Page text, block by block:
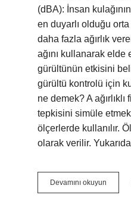
(dBA): İnsan
en duyarlı olduğu
daha fazla ağırlık
ağını kullanarak elde
gürültünün etkisini
gürültü kontrolü için
ne demek? A ağırlıklı
tepkisini simüle
ölçerlerde kullanılır.
olarak verilir.
Devamını okuyun
Gücü